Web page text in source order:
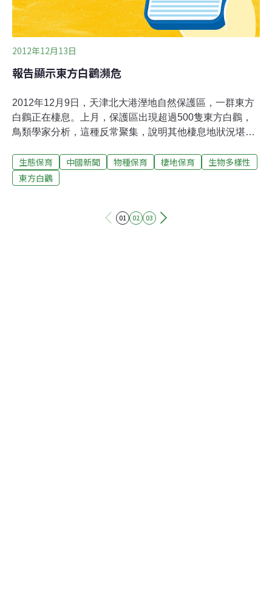
2012年12月13日
報告顯示東方白鸛瀕危
2012年12月9日，天津北大港溼地自然保護區，一群東方
白鸛正在棲息。上月，保護區出現超過500隻東方白鸛，
鳥類學家分析，這種反常聚集，說明其他棲息地狀況堪憂
護動物東方白鸛遭投毒死亡，11月21日，唐山樂亭再現東
方白鸛死亡事件。上世紀70年代初，分布在朝鮮、韓國的
林地區已難見東方白鸛繁殖，黑龍江全省的繁殖數量亦不
生態保育 中國新聞 物種保育 棲地保育
生物多樣性
東方白鸛
01 02 03